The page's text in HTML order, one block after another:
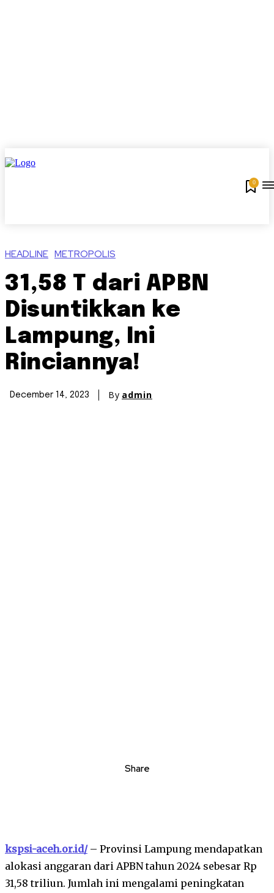
0
HEADLINE METROPOLIS
31,58 T dari APBN
Disuntikkan ke
Lampung, Ini
Rinciannya!
December 14, 2023 By admin
Share
kspsi-aceh.or.id/– Provinsi Lampung mendapatkan
alokasi anggaran dari APBN tahun 2024 sebesar Rp
31,58 triliun. Jumlah ini mengalami peningkatan